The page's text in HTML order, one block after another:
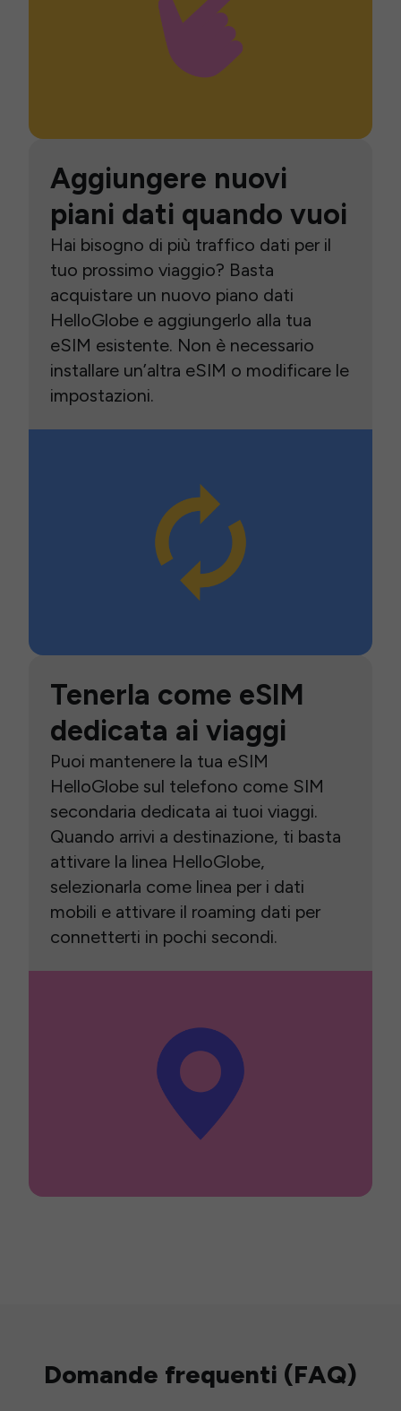
Aggiungere nuovi
piani dati quando vuoi
Hai bisogno di più traffico dati per il
tuo prossimo viaggio? Basta
acquistare un nuovo piano dati
HelloGlobe e aggiungerlo alla tua
eSIM esistente. Non è necessario
installare un’altra eSIM o modificare le
impostazioni.
Tenerla come eSIM
dedicata ai viaggi
Puoi mantenere la tua eSIM
HelloGlobe sul telefono come SIM
secondaria dedicata ai tuoi viaggi.
Quando arrivi a destinazione, ti basta
attivare la linea HelloGlobe,
selezionarla come linea per i dati
mobili e attivare il roaming dati per
connetterti in pochi secondi.
Domande frequenti (FAQ)